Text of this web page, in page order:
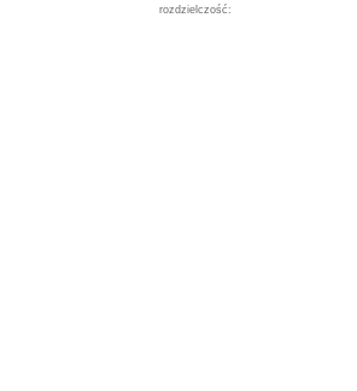
rozdzielczość: